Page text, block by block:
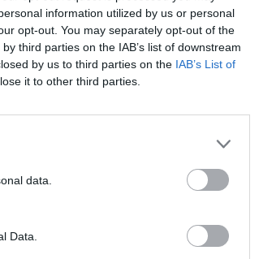
information utilized by us or personal
opt-out. You may separately opt-out of the
third parties on the IAB’s list of downstream
by us to third parties on the IAB’s List of
it to other third parties.
data.
Data.